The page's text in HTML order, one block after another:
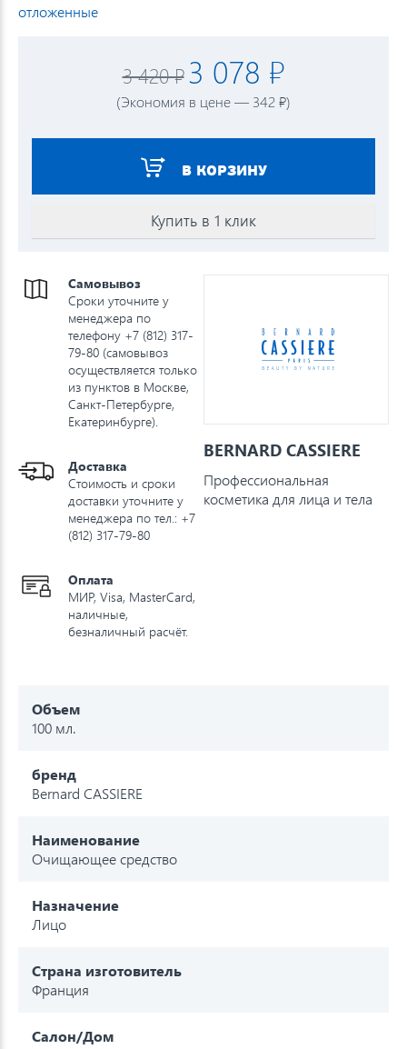
отложенные
3 420 ₽ 3 078 ₽
(Экономия в цене — 342 ₽)
В КОРЗИНУ
Купить в 1 клик
Самовывоз
Сроки уточните у
менеджера по
телефону +7 (812) 317-
79-80 (самовывоз
осуществляется только
из пунктов в Москве,
Санкт-Петербурге,
Екатеринбурге).
Доставка
Стоимость и сроки
доставки уточните у
менеджера по тел.: +7
(812) 317-79-80
Оплата
МИР, Visa, MasterCard,
наличные,
безналичный расчёт.
BERNARD CASSIERE
Профессиональная
косметика для лица и тела
Объем
100 мл.
бренд
Bernard CASSIERE
Наименование
Очищающее средство
Назначение
Лицо
Страна изготовитель
Франция
Салон/Дом